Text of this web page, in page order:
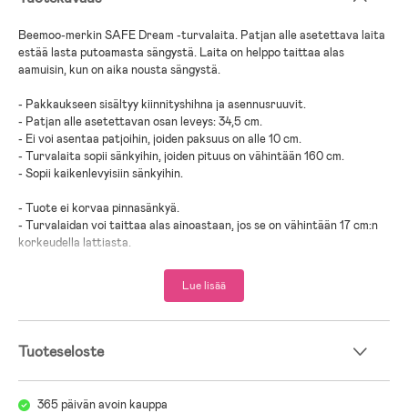
Beemoo-merkin SAFE Dream -turvalaita. Patjan alle asetettava laita
estää lasta putoamasta sängystä. Laita on helppo taittaa alas
aamuisin, kun on aika nousta sängystä.
- Pakkaukseen sisältyy kiinnityshihna ja asennusruuvit.
- Patjan alle asetettavan osan leveys: 34,5 cm.
- Ei voi asentaa patjoihin, joiden paksuus on alle 10 cm.
- Turvalaita sopii sänkyihin, joiden pituus on vähintään 160 cm.
- Sopii kaikenlevyisiin sänkyihin.
- Tuote ei korvaa pinnasänkyä.
- Turvalaidan voi taittaa alas ainoastaan, jos se on vähintään 17 cm:n
korkeudella lattiasta.
patjan ja sängyn rungon väliin pingotettavia kiinnitysremmejä ja/tai
ruuvaa laita kiinni sängyn runkoon.
- Kiinnityshihnat, joilla sängynlaita (135 cm) kiinnitetään, ovat
ovat valitettavasti liian lyhyet 210 cm leveään sänkyyn. Sängynlaitaa
suositellaan sen sijaan sänkyihin, joiden leveys on 90–180 cm.
Lue lisää
Tuoteseloste
365 päivän avoin kauppa